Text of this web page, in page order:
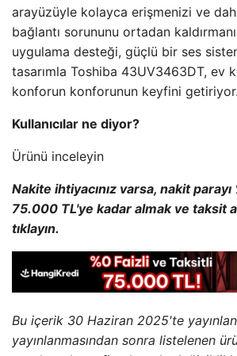
arayüzüyle kolayca erişmenizi ve
bağlantı sorununu ortadan
uygulama desteği, güçlü bir ses
tasarımla Toshiba 43UV3463DT, ev
konforun konforunun keyfini getiriyor.
Kullanıcılar ne diyor?
Ürünü inceleyin
Nakite ihtiyacınız varsa, nakit
75.000 TL'ye kadar almak ve taksit
tıklayın.
Bu içerik 30 Haziran 2025'te
yayınlanmasından sonra listelenen